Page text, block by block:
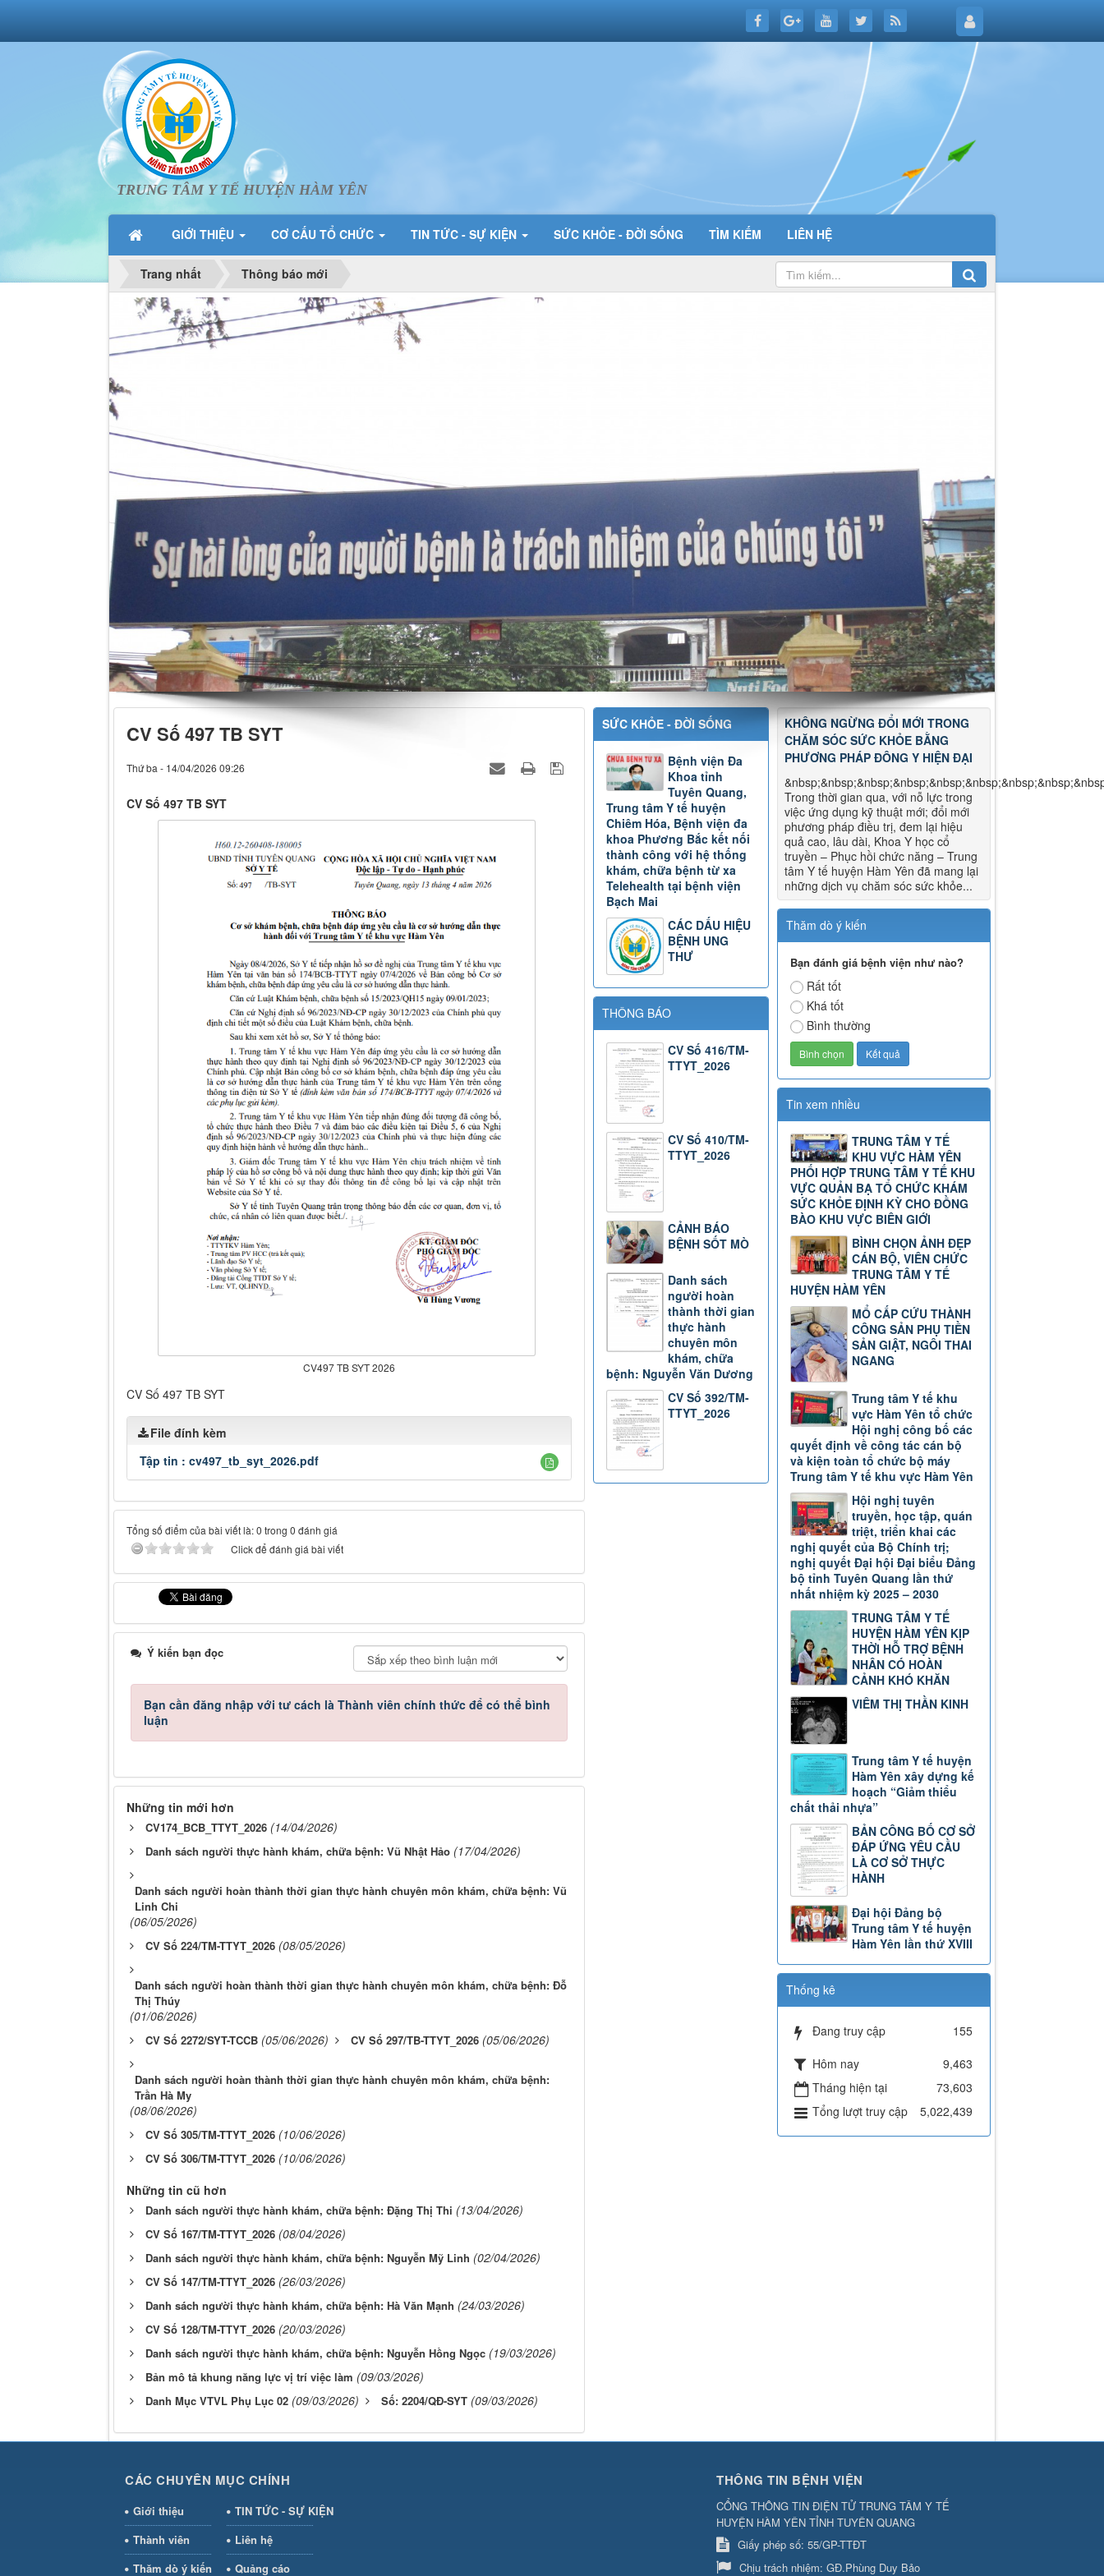
TRUNG TÂM Y TẾ HUYỆN HÀM YÊN
GIỚI THIỆU CƠ CẤU TỔ CHỨC TIN TỨC - SỰ KIỆN SỨC KHỎE - ĐỜI SỐNG TÌM KIẾM LIÊN HỆ
Trang nhất Thông báo mới
CV Số 497 TB SYT
Thứ ba - 14/04/2026 09:26
CV Số 497 TB SYT
CV497 TB SYT 2026
CV Số 497 TB SYT
File đính kèm
Tập tin : cv497_tb_syt_2026.pdf
Tổng số điểm của bài viết là: 0 trong 0 đánh giá
Click để đánh giá bài viết
Ý kiến bạn đọc
Bạn cần đăng nhập với tư cách là Thành viên chính thức để có thể bình
luận
Những tin mới hơn
CV174_BCB_TTYT_2026 (14/04/2026)
Danh sách người thực hành khám, chữa bệnh: Vũ Nhật Hảo (17/04/2026)
Danh sách người hoàn thành thời gian thực hành chuyên môn khám, chữa bệnh: Vũ
Linh Chi
(06/05/2026)
CV Số 224/TM-TTYT_2026 (08/05/2026)
Danh sách người hoàn thành thời gian thực hành chuyên môn khám, chữa bệnh: Đỗ
Thị Thúy
(01/06/2026)
CV Số 2272/SYT-TCCB (05/06/2026) CV Số 297/TB-TTYT_2026 (05/06/2026)
Danh sách người hoàn thành thời gian thực hành chuyên môn khám, chữa bệnh:
Trần Hà My
(08/06/2026)
CV Số 305/TM-TTYT_2026 (10/06/2026)
CV Số 306/TM-TTYT_2026 (10/06/2026)
Những tin cũ hơn
Danh sách người thực hành khám, chữa bệnh: Đặng Thị Thi (13/04/2026)
CV Số 167/TM-TTYT_2026 (08/04/2026)
Danh sách người thực hành khám, chữa bệnh: Nguyễn Mỹ Linh (02/04/2026)
CV Số 147/TM-TTYT_2026 (26/03/2026)
Danh sách người thực hành khám, chữa bệnh: Hà Văn Mạnh (24/03/2026)
CV Số 128/TM-TTYT_2026 (20/03/2026)
Danh sách người thực hành khám, chữa bệnh: Nguyễn Hồng Ngọc (19/03/2026)
Bản mô tả khung năng lực vị trí việc làm (09/03/2026)
Danh Mục VTVL Phụ Lục 02 (09/03/2026) Số: 2204/QĐ-SYT (09/03/2026)
KHÔNG NGỪNG ĐỔI MỚI TRONG
CHĂM SÓC SỨC KHỎE BẰNG
PHƯƠNG PHÁP ĐÔNG Y HIỆN ĐẠI
Trong thời gian qua, với nỗ lực trong
việc ứng dụng kỹ thuật mới; đổi mới
phương pháp điều trị, đem lại hiệu
quả cao, lâu dài, Khoa Y học cổ
truyền – Phục hồi chức năng – Trung
tâm Y tế huyện Hàm Yên đã mang lại
những dịch vụ chăm sóc sức khỏe...
Thăm dò ý kiến
Bạn đánh giá bệnh viện như nào?
Rất tốt
Khá tốt
Bình thường
Tin xem nhiều
TRUNG TÂM Y TẾ
KHU VỰC HÀM YÊN
PHỐI HỢP TRUNG TÂM Y TẾ KHU
VỰC QUẢN BẠ TỔ CHỨC KHÁM
SỨC KHỎE ĐỊNH KỲ CHO ĐỒNG
BÀO KHU VỰC BIÊN GIỚI
BÌNH CHỌN ẢNH ĐẸP
CÁN BỘ, VIÊN CHỨC
TRUNG TÂM Y TẾ
HUYỆN HÀM YÊN
MỔ CẤP CỨU THÀNH
CÔNG SẢN PHỤ TIỀN
SẢN GIẬT, NGÔI THAI
NGANG
Trung tâm Y tế khu
vực Hàm Yên tổ chức
Hội nghị công bố các
quyết định về công tác cán bộ
và kiện toàn tổ chức bộ máy
Trung tâm Y tế khu vực Hàm Yên
Hội nghị tuyên
truyền, học tập, quán
triệt, triển khai các
nghị quyết của Bộ Chính trị;
nghị quyết Đại hội Đại biểu Đảng
bộ tỉnh Tuyên Quang lần thứ
nhất nhiệm kỳ 2025 – 2030
TRUNG TÂM Y TẾ
HUYỆN HÀM YÊN KỊP
THỜI HỖ TRỢ BỆNH
NHÂN CÓ HOÀN
CẢNH KHÓ KHĂN
VIÊM THỊ THẦN KINH
Trung tâm Y tế huyện
Hàm Yên xây dựng kế
hoạch “Giảm thiểu
chất thải nhựa”
BẢN CÔNG BỐ CƠ SỞ
ĐÁP ỨNG YÊU CẦU
LÀ CƠ SỞ THỰC
HÀNH
Đại hội Đảng bộ
Trung tâm Y tế huyện
Hàm Yên lần thứ XVIII
Thống kê
Đang truy cập
155
Hôm nay
9,463
Tháng hiện tại
73,603
Tổng lượt truy cập
5,022,439
SỨC KHỎE - ĐỜI SỐNG
Bệnh viện Đa
Khoa tỉnh
Tuyên Quang,
Trung tâm Y tế huyện
Chiêm Hóa, Bệnh viện đa
khoa Phương Bắc kết nối
thành công với hệ thống
khám, chữa bệnh từ xa
Telehealth tại bệnh viện
Bạch Mai
CÁC DẤU HIỆU
BỆNH UNG
THƯ
THÔNG BÁO
CV Số 416/TM-
TTYT_2026
CV Số 410/TM-
TTYT_2026
CẢNH BÁO
BỆNH SỐT MÒ
Danh sách
người hoàn
thành thời gian
thực hành
chuyên môn
khám, chữa
bệnh: Nguyễn Văn Dương
CV Số 392/TM-
TTYT_2026
CÁC CHUYÊN MỤC CHÍNH
Giới thiệu
TIN TỨC - SỰ KIỆN
Thành viên
Liên hệ
Thăm dò ý kiến
Quảng cáo
THÔNG TIN BỆNH VIỆN
CỔNG THÔNG TIN ĐIỆN TỬ TRUNG TÂM Y TẾ
HUYỆN HÀM YÊN TỈNH TUYÊN QUANG
Giấy phép số: 55/GP-TTĐT
Chịu trách nhiệm: GĐ.Phùng Duy Bảo